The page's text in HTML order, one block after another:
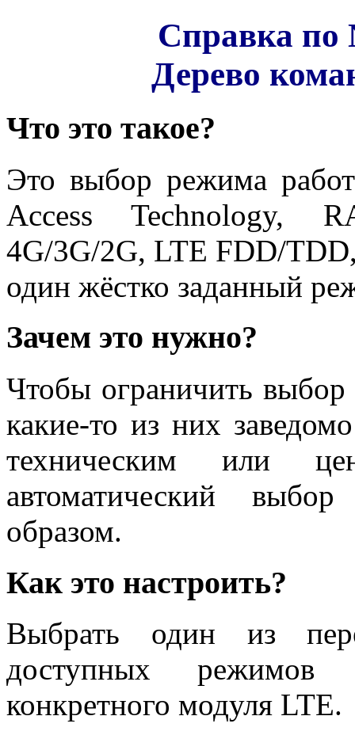
Справка по
Дерево
Что это такое?
Это выбор режима
Access Technology,
4G/3G/2G, LTE FDD/
один жёстко заданный
Зачем это нужно?
Чтобы ограничить выбор
какие-то из них
техническим или
автоматический
образом.
Как это настроить?
Выбрать один из
доступных режимов
конкретного модуля LTE.